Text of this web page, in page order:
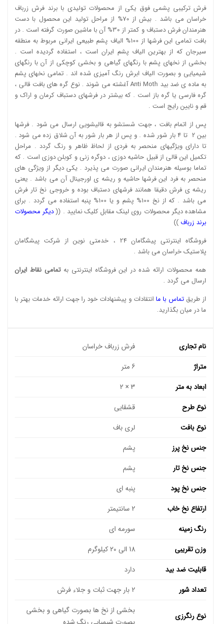
فرش ترکیبی پشمی فوق یکی از محصولات تولیدی با برند فرش زرباف
خراسان می باشد . بیش از 70% از مراحل تولید این محصول با دست
هنرمندان فرش دستباف و کمتر از 30% آن با ماشین صورت گرفته است . در
بافت تمامی این فرشها از 100% الیاف پشم طبیعی ایرانی مربوط به منطقه
سیرجان که از بهترین الیاف پشم ایران است ، استفاده گردیده است .
بخشی از نخهای پشم با رنگهای گیاهی و بخشی کوچکی از آن با رنگهای
شیمیایی و بصورت الیاف ابرش رنگ آمیزی شده اند . تمامی نخهای پشم
به ماده ی ضد بید Anti Moth آغشته می شوند . نوع گره های بافت قالی ،
گره فارسی یا گره باز است . که بیشتر در فرشهای دستباف کرمان و اراک و
قم و نایین رایج است .
پس از اتمام بافت ، جهت شستشو به قالیشویی ارسال می شود . فرشها
بین 2 تا 4 بار شور شده . و پس از هر بار شور به آن شلاق زده می شود .
تا دارای ویژگیهای منحصر به فردی از لحاظ ظاهر و رنگ گردد . مراحل
تکمیل این قالی از قبیل حاشیه دوزی ، دوگره زنی و کوبلن دوزی است . که
تماما بوسیله هنرمندان ایرانی صورت می پذیرد . یکی دیگر از ویژگی های
منحصر به فرد این فرشها حاشیه و ریشه ی اورجینال آن می باشد . یعنی
ریشه ی فرش دقیقا همانند فرشهای دستباف بوده و خروجی نخ تار فرش
می باشد . که از نخ 100% پشم و یا 100% پنبه استفاده می گردد . برای
مشاهده دیگر محصولات روی لینک مقابل کلیک نمایید . ((دیگر محصولات
برند زرباف))
فروشگاه اینترنتی پیشگامان 24 ، خدمتی نوین از شرکت پیشگامان
پلاستیک خراسان می باشد .
همه محصولات ارائه شده در این فروشگاه اینترنتی بهتمامی نقاط ایران
ارسال می گردد .
از طریقتماس با ما انتقادات و پیشنهادات خود را جهت ارائه خدمات بهتر با
ما در میان بگذارید.
نام تجاری
فرش زرباف خراسان
متراژ
6 متر
ابعاد به متر
3 × 2
نوع طرح
قشقایی
نوع بافت
لری باف
جنس نخ پرز
پشم
جنس نخ تار
پشم
جنس نخ پود
پنبه ای
ارتفاع نخ خاب
2 سانتیمتر
رنگ زمینه
سورمه ای
وزن تقریبی
18 الی 20 کیلوگرم
قابلیت ضد بید
دارد
تعداد شور
2 بار جهت ثبات و جلاء فرش
نوع رنگرزی
بخشی از نخ ها بصورت گیاهی و بخشی